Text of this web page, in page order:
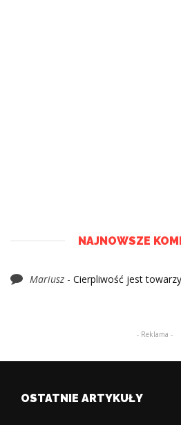
NAJNOWSZE
Mariusz - Cierpliwość jest
- Reklama -
OSTATNIE ARTYKUŁY